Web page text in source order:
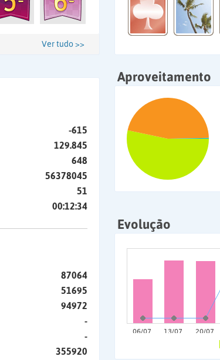
Ver tudo >>
-615
129.845
648
56378045
51
00:12:34
87064
51695
94972
-
-
355920
Aproveitamento
Evolução